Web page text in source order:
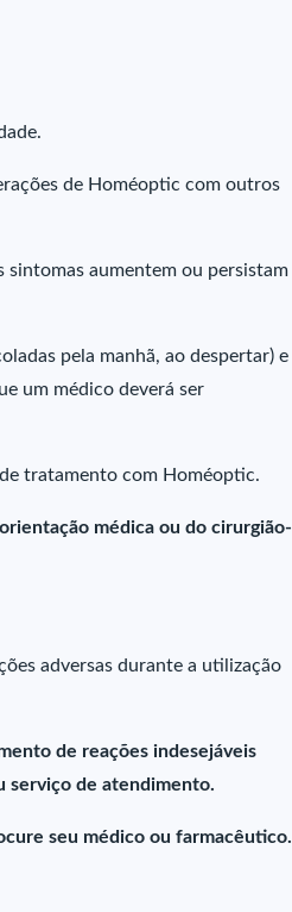
de Homéoptic com outros
sintomas aumentem ou persistam
pela manhã, ao despertar) e
um médico deverá ser
tratamento com Homéoptic.
médica ou do cirurgião-
adversas durante a utilização
de reações indesejáveis
serviço de atendimento.
seu médico ou farmacêutico.